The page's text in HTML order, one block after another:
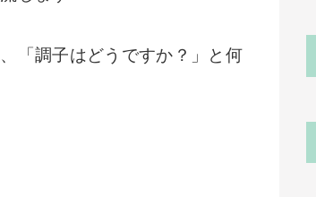
「調子はどうですか？」と何